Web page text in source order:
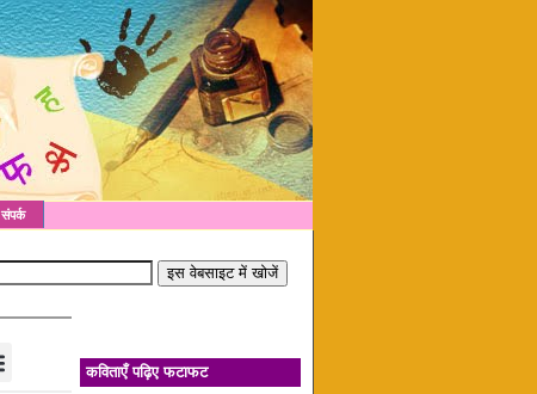
संपर्क
कविताएँ पढ़िए फटाफट